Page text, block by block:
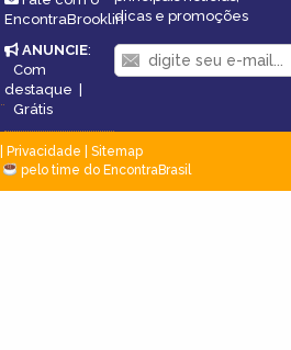
EncontraBrooklin
ANUNCIE:
Com
destaque |
Grátis
dicas e promoções
Privacidade
Sitemap
pelo time do EncontraBrasil